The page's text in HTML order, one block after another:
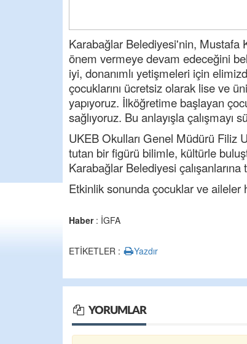
Karabağlar Belediyesi'nin, Mustafa
önem vermeye devam edeceğini
iyi, donanımlı yetişmeleri için
çocuklarını ücretsiz olarak lise ve
yapıyoruz. İlköğretime başlayan
sağlıyoruz. Bu anlayışla çalışmayı
UKEB Okulları Genel Müdürü Filiz
tutan bir figürü bilimle, kültürle
Karabağlar Belediyesi çalışanlarına
Etkinlik sonunda çocuklar ve
Haber: İGFA
ETİKETLER : Yazdır
YORUMLAR